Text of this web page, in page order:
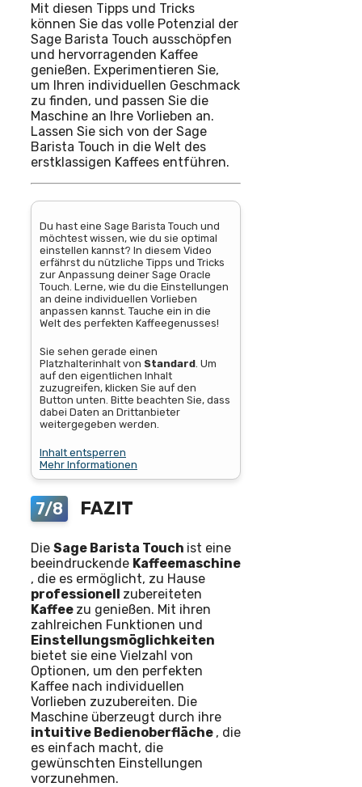
Mit diesen Tipps und Tricks
können Sie das volle Potenzial der
Sage Barista Touch ausschöpfen
und hervorragenden Kaffee
genießen. Experimentieren Sie,
um Ihren individuellen Geschmack
zu finden, und passen Sie die
Maschine an Ihre Vorlieben an.
Lassen Sie sich von der Sage
Barista Touch in die Welt des
erstklassigen Kaffees entführen.
Du hast eine Sage Barista Touch und
möchtest wissen, wie du sie optimal
einstellen kannst? In diesem Video
erfährst du nützliche Tipps und Tricks
zur Anpassung deiner Sage Oracle
Touch. Lerne, wie du die Einstellungen
an deine individuellen Vorlieben
anpassen kannst. Tauche ein in die
Welt des perfekten Kaffeegenusses!
Sie sehen gerade einen
Platzhalterinhalt von Standard . Um
auf den eigentlichen Inhalt
zuzugreifen, klicken Sie auf den
Button unten. Bitte beachten Sie, dass
dabei Daten an Drittanbieter
weitergegeben werden.
Inhalt entsperren
Mehr Informationen
7/8 FAZIT
Die Sage Barista Touch ist eine
beeindruckende Kaffeemaschine
, die es ermöglicht, zu Hause
professionell zubereiteten
Kaffee zu genießen. Mit ihren
zahlreichen Funktionen und
Einstellungsmöglichkeiten
bietet sie eine Vielzahl von
Optionen, um den perfekten
Kaffee nach individuellen
Vorlieben zuzubereiten. Die
Maschine überzeugt durch ihre
intuitive Bedienoberfläche , die
es einfach macht, die
gewünschten Einstellungen
vorzunehmen.